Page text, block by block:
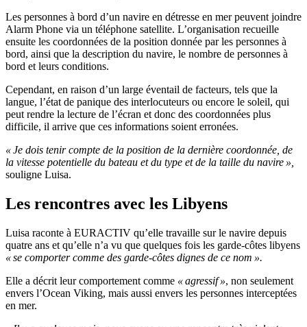
Les personnes à bord d’un navire en détresse en mer peuvent joindre
Alarm Phone via un téléphone satellite. L’organisation recueille
ensuite les coordonnées de la position donnée par les personnes à
bord, ainsi que la description du navire, le nombre de personnes à
bord et leurs conditions.
Cependant, en raison d’un large éventail de facteurs, tels que la
langue, l’état de panique des interlocuteurs ou encore le soleil, qui
peut rendre la lecture de l’écran et donc des coordonnées plus
difficile, il arrive que ces informations soient erronées.
« Je dois tenir compte de la position de la dernière coordonnée, de
la vitesse potentielle du bateau et du type et de la taille du navire »,
souligne Luisa.
Les rencontres avec les Libyens
Luisa raconte à EURACTIV qu’elle travaille sur le navire depuis
quatre ans et qu’elle n’a vu que quelques fois les garde-côtes libyens
« se comporter comme des garde-côtes dignes de ce nom ».
Elle a décrit leur comportement comme « agressif », non seulement
envers l’Ocean Viking, mais aussi envers les personnes interceptées
en mer.